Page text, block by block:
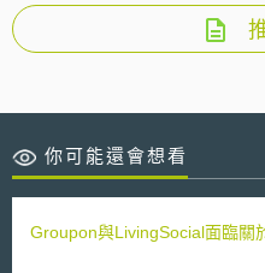
你可能還會想看
Groupon與LivingSocial面臨關